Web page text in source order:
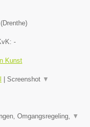
(Drenthe)
-
Kunst
Screenshot ▼
Omgangsregeling, ▼